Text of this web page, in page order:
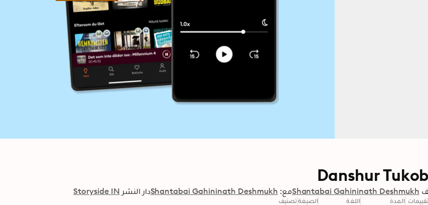
Danshur
Shantabai Gahininath Deshmukhمع: Shantabai Gahininath Deshmukhدار النشر Storyside IN
المدة اللغة الصيغةتصنيف